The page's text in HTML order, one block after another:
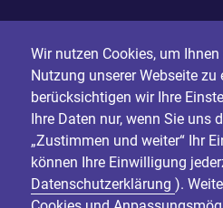
Wir nutzen Cookies, um
Nutzung unserer Webseite
berücksichtigen wir Ihre
Ihre Daten nur, wenn Sie uns
„Zustimmen und weiter“ Ihr
können Ihre Einwilligung
Datenschutzerklärung ).